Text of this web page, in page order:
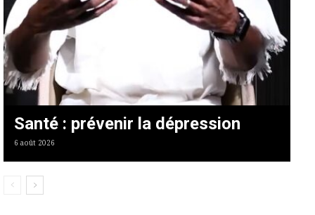
Santé : prévenir la dépression
6 août 2026